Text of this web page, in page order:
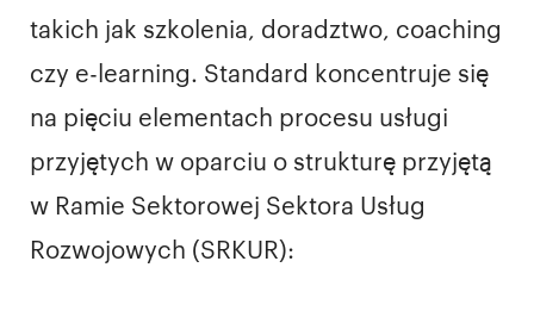
takich jak szkolenia, doradztwo, coaching
czy e-learning. Standard koncentruje się
na pięciu elementach procesu usługi
przyjętych w oparciu o strukturę przyjętą
w Ramie Sektorowej Sektora Usług
Rozwojowych (SRKUR):